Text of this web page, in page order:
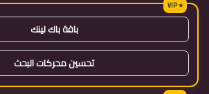
باقة باك لينك
تحسين محركات البحث